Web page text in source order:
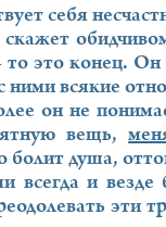
себя
то это конец.
всякие
он не
вещь,
болит душа,
и везде
эти